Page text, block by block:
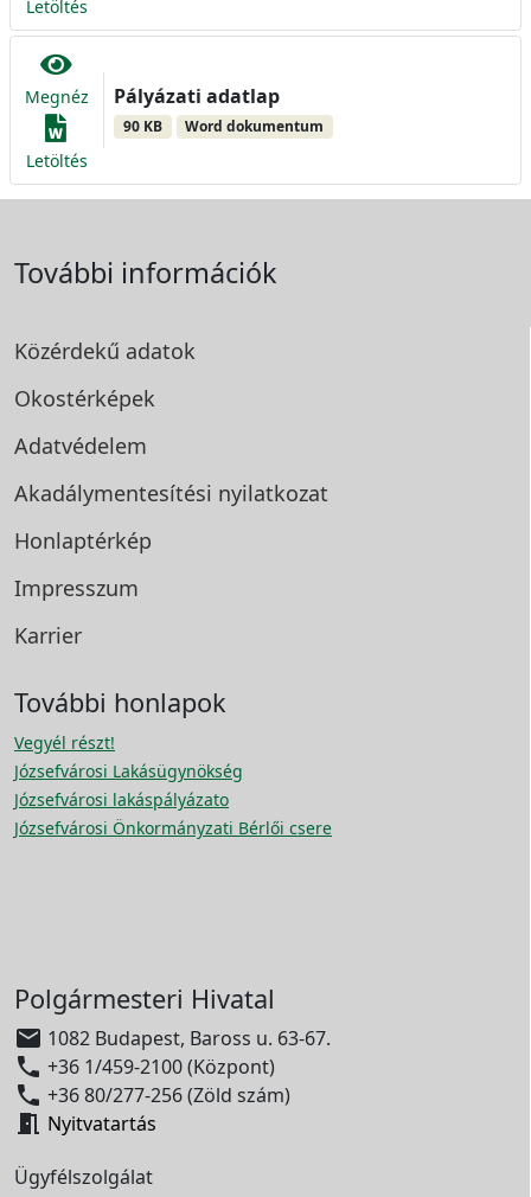
Letöltés
Megnéz
Letöltés
Pályázati adatlap
90 KB Word dokumentum
További információk
Közérdekű adatok
Okostérképek
Adatvédelem
Akadálymentesítési nyilatkozat
Honlaptérkép
Impresszum
Karrier
További honlapok
Vegyél részt!
Józsefvárosi Lakásügynökség
Józsefvárosi lakáspályázato
Józsefvárosi Önkormányzati Bérlői csere
Polgármesteri Hivatal
 1082 Budapest, Baross u. 63-67.
 +36 1/459-2100 (Központ)
 +36 80/277-256 (Zöld szám)
 Nyitvatartás
Ügyfélszolgálat